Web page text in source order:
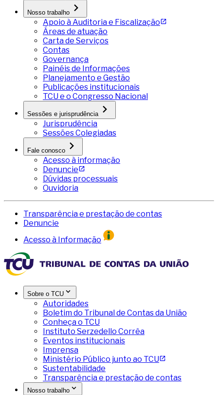
Nosso trabalho
Apoio à Auditoria e Fiscalização
Áreas de atuação
Carta de Serviços
Contas
Governança
Painéis de Informações
Planejamento e Gestão
Publicações institucionais
TCU e o Congresso Nacional
Sessões e jurisprudência
Jurisprudência
Sessões Colegiadas
Fale conosco
Acesso à informação
Denuncie
Dúvidas processuais
Ouvidoria
Transparência e prestação de contas
Denuncie
Acesso à Informação
Sobre o TCU
Autoridades
Boletim do Tribunal de Contas da União
Conheça o TCU
Instituto Serzedello Corrêa
Eventos institucionais
Imprensa
Ministério Público junto ao TCU
Sustentabilidade
Transparência e prestação de contas
Nosso trabalho